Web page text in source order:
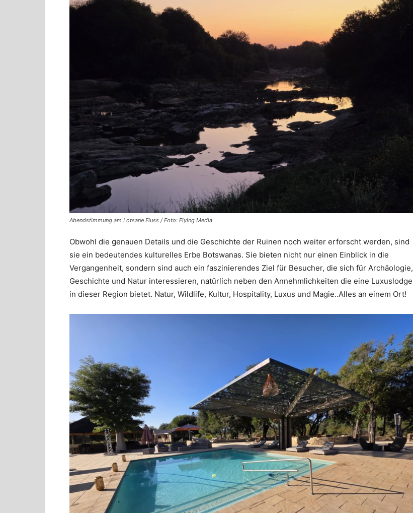
Abendstimmung am Lotsane Fluss / Foto: Flying Media
Obwohl die genauen Details und die Geschichte der Ruinen noch weiter erforscht werden, sind
sie ein bedeutendes kulturelles Erbe Botswanas. Sie bieten nicht nur einen Einblick in die
Vergangenheit, sondern sind auch ein faszinierendes Ziel für Besucher, die sich für Archäologie,
Geschichte und Natur interessieren, natürlich neben den Annehmlichkeiten die eine Luxuslodge
in dieser Region bietet. Natur, Wildlife, Kultur, Hospitality, Luxus und Magie..Alles an einem Ort!